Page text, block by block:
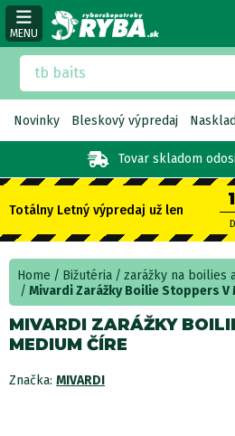
MENU
Tovar skladom
Novinky Bleskový výpredaj
Totálny Letný výpredaj už len
Home Bižutéria
zarážky na boilies
Mivardi Zarážky Boilie Stoppers V
MIVARDI ZARÁŽKY
MEDIUM ČÍRE
Značka: MIVARDI